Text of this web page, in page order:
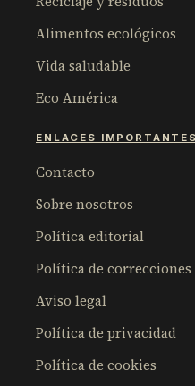
Alimentos ecológicos
Vida saludable
Eco América
ENLACES IMPORTANTES
Contacto
Sobre nosotros
Política editorial
Política de correcciones
Aviso legal
Política de privacidad
Política de cookies